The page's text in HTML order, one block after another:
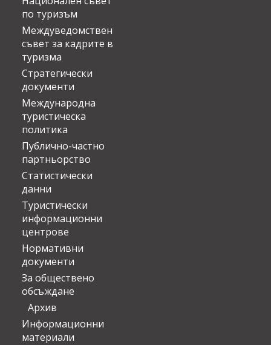
по туризъм
Междуведомствен
съвет за кадрите в
туризма
Стратегически
документи
Международна
туристическа
политика
Публично-частно
партньорство
Статистически
данни
Туристически
информационни
центрове
Нормативни
документи
За обществено
обсъждане
Архив
Информационни
материали